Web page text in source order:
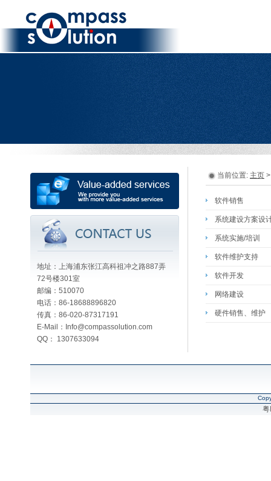
地址：上海浦东张江高科祖冲之路887弄
72号楼301室
邮编：510070
电话：86-18688896820
传真：86-020-87317191
E-Mail： Info@compassolution.com
QQ： 1307633094
当前位置: 主页 >
软件销售
系统建设方案设
系统实施/培训
软件维护支持
软件开发
网络建设
硬件销售、维护